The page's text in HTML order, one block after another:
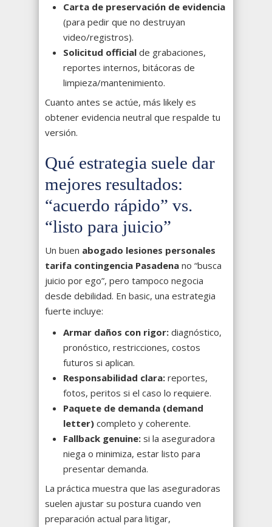
Carta de preservación de evidencia
(para pedir que no destruyan
video/registros).
Solicitud official de grabaciones,
reportes internos, bitácoras de
limpieza/mantenimiento.
Cuanto antes se actúe, más likely es
obtener evidencia neutral que respalde tu
versión.
Qué estrategia suele dar
mejores resultados:
“acuerdo rápido” vs.
“listo para juicio”
Un buen abogado lesiones personales
tarifa contingencia Pasadena no “busca
juicio por ego”, pero tampoco negocia
desde debilidad. En basic, una estrategia
fuerte incluye:
Armar daños con rigor: diagnóstico,
pronóstico, restricciones, costos
futuros si aplican.
Responsabilidad clara: reportes,
fotos, peritos si el caso lo requiere.
Paquete de demanda (demand
letter) completo y coherente.
Fallback genuine: si la aseguradora
niega o minimiza, estar listo para
presentar demanda.
La práctica muestra que las aseguradoras
suelen ajustar su postura cuando ven
preparación actual para litigar,